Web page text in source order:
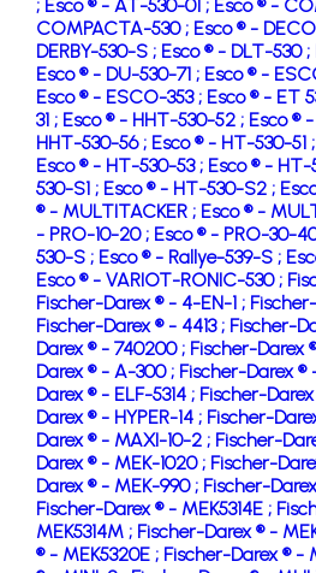
; Esco ® - AT-530-01 ; Esco ® -
COMPACTA-530 ; Esco ® -
DERBY-530-S ; Esco ® - DLT-530 ;
Esco ® - DU-530-71 ; Esco ® -
Esco ® - ESCO-353 ; Esco ® - ET
31 ; Esco ® - HHT-530-52 ; Esco ®
HHT-530-56 ; Esco ® - HT-530-51 ;
Esco ® - HT-530-53 ; Esco ® - HT-
530-S1 ; Esco ® - HT-530-S2 ;
® - MULTITACKER ; Esco ® -
- PRO-10-20 ; Esco ® - PRO-30-
530-S ; Esco ® - Rallye-539-S ;
Esco ® - VARIOT-RONIC-530 ;
Fischer-Darex ® - 4-EN-1 ;
Fischer-Darex ® - 4413 ; Fischer-
Darex ® - 740200 ; Fischer-Darex
Darex ® - A-300 ; Fischer-Darex ®
Darex ® - ELF-5314 ; Fischer-Darex
Darex ® - HYPER-14 ; Fischer-
Darex ® - MAXI-10-2 ; Fischer-
Darex ® - MEK-1020 ; Fischer-
Darex ® - MEK-990 ; Fischer-
Fischer-Darex ® - MEK5314E ;
MEK5314M ; Fischer-Darex ® -
® - MEK5320E ; Fischer-Darex ® -